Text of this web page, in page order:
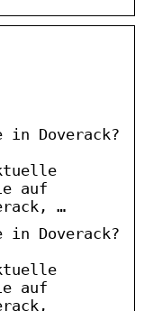
in Doverack?
auf
…
in Doverack?
auf